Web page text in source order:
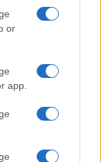
or
app.
reale del